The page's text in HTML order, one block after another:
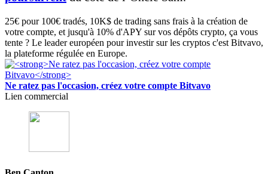
25€ pour 100€ tradés, 10K$ de trading sans frais à la création de
votre compte, et jusqu'à 10% d'APY sur vos dépôts crypto, ça vous
tente ? Le leader européen pour investir sur les cryptos c'est Bitvavo,
la plateforme régulée en Europe.
Ne ratez pas l'occasion, créez votre compte Bitvavo
Lien commercial